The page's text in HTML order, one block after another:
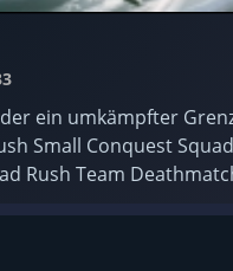
ein umkämpfter
(SQDM) Squad Rush Team